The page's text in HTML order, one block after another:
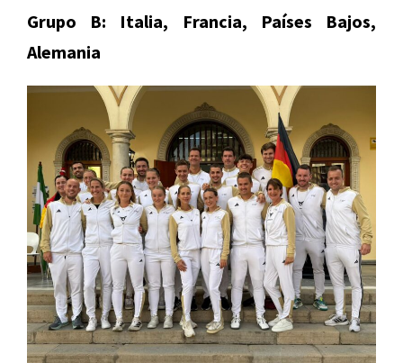
Grupo B: Italia, Francia, Países Bajos,
Alemania